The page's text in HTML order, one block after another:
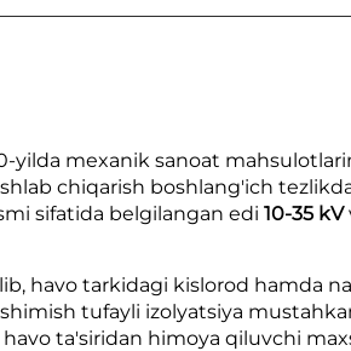
yilda mexanik sanoat
chiqarish boshlang'ich
sifatida belgilangan edi 10-35 kV
havo tarkidagi kislorod hamda
tufayli izolyatsiya
ta'siridan himoya qiluvchi